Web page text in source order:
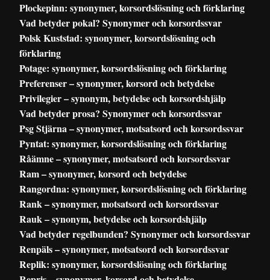
Plockepinn: synonymer, korsordslösning och förklaring
Vad betyder pokal? Synonymer och korsordssvar
Polsk Kuststad: synonymer, korsordslösning och
förklaring
Potage: synonymer, korsordslösning och förklaring
Preferenser – synonymer, korsord och betydelse
Privilegier – synonym, betydelse och korsordshjälp
Vad betyder prosa? Synonymer och korsordssvar
Psg Stjärna – synonymer, motsatsord och korsordssvar
Pyntat: synonymer, korsordslösning och förklaring
Råämne – synonymer, motsatsord och korsordssvar
Ram – synonymer, korsord och betydelse
Rangordna: synonymer, korsordslösning och förklaring
Rank – synonymer, motsatsord och korsordssvar
Rauk – synonym, betydelse och korsordshjälp
Vad betyder regelbunden? Synonymer och korsordssvar
Renpäls – synonymer, motsatsord och korsordssvar
Replik: synonymer, korsordslösning och förklaring